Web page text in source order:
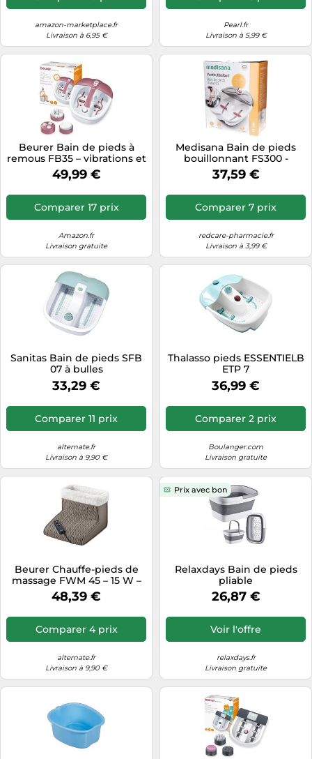
Taille-haies
Techniques de mesure
Textiles de maison
Tondeuses
Tronçonneuses
Tuyaux d'arrosage
Éclairage
Informatique
Jeux électroniques
Lave-linge
Machines à coudre
Montres connectées
Médias
Objectifs photo
Ordinateurs portables
Plaques de cuisson
Reflex numériques
Robots de cuisine
Réfrigérateurs
Smartphones
Sèche-linge
Tablettes tactiles
Téléphonie
Téléviseurs
Télévision & vidéo
Vélos
Vélos biking
Vêtements de sport
Équipement outdoor
amazon-marketplace.fr
Livraison à 6,95 €
Pearl.fr
Livraison à 5,99 €
Beurer Bain de pieds à
remous FB35 – vibrations et
bulles, 3 embouts,
aromathérapie –
49,99 €
Comparer 17 prix
Amazon.fr
Livraison gratuite
Medisana Bain de pieds
bouillonnant FS300 -
Massage & vibration,
maintien de la chaleur -
37,59 €
Comparer 7 prix
redcare-pharmacie.fr
Livraison à 3,99 €
Sanitas Bain de pieds SFB
07 à bulles
33,29 €
Comparer 11 prix
alternate.fr
Livraison à 9,90 €
Thalasso pieds ESSENTIELB
ETP 7
36,99 €
Comparer 2 prix
Boulanger.com
Livraison gratuite
Beurer Chauffe-pieds de
massage FWM 45 – 15 W –
Gris/Blanc
48,39 €
Comparer 4 prix
alternate.fr
Livraison à 9,90 €
Prix avec bon
Relaxdays Bain de pieds
pliable
26,87 €
Voir l'offre
relaxdays.fr
Livraison gratuite